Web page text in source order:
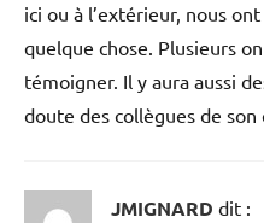
ici ou à l’extérieur, nous
quelque chose. Plusieurs
témoigner. Il y aura aussi
doute des collègues de son
JMIGNARD dit :